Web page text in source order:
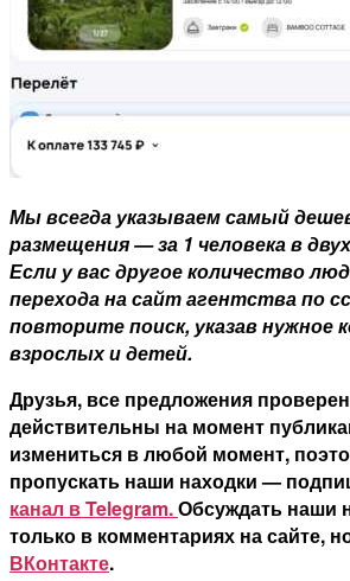
Мы всегда указываем самый
размещения — за 1 человека в
Если у вас другое количество
перехода на сайт агентства по
повторите поиск, указав нужное
взрослых и детей.
Друзья, все предложения
действительны на момент
измениться в любой момент,
пропускать наши находки —
канал в Telegram.Обсуждать наши
только в комментариях на сайте,
ВКонтакте.